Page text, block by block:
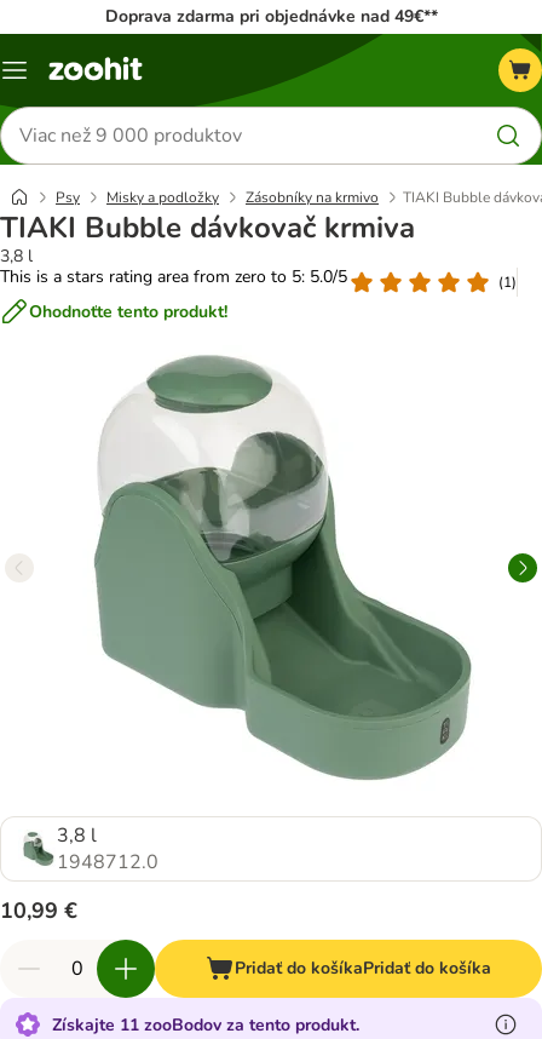
Doprava zdarma pri objednávke nad 49€**
Kategórie
Hľadať
produkty
Psy Misky a podložky Zásobníky na krmivo TIAKI Bubble
TIAKI Bubble dávkovač krmiva
3,8 l
This is a stars rating area from zero to 5: 5.0/5
(1)
Ohodnoťte tento produkt!
3,8 l
1948712.0
10,99 €
Pridať do košíkaPridať do košíka
Získajte 11 zooBodov za tento produkt.